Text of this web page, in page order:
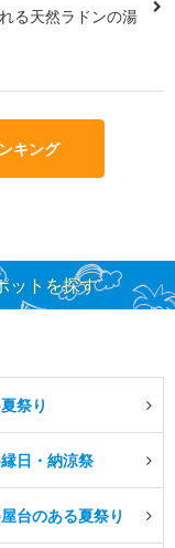
る天然ラドンの湯
キング
ットを探す
夏祭り
縁日・納涼祭
屋台のある夏祭り